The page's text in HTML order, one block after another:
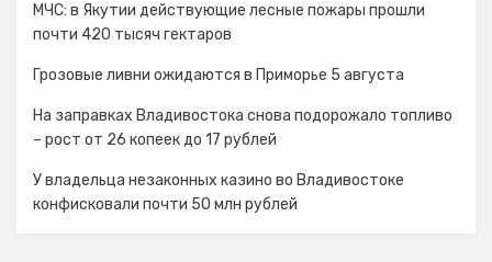
МЧС: в Якутии действующие лесные пожары прошли
почти 420 тысяч гектаров
Грозовые ливни ожидаются в Приморье 5 августа
На заправках Владивостока снова подорожало топливо
– рост от 26 копеек до 17 рублей
У владельца незаконных казино во Владивостоке
конфисковали почти 50 млн рублей